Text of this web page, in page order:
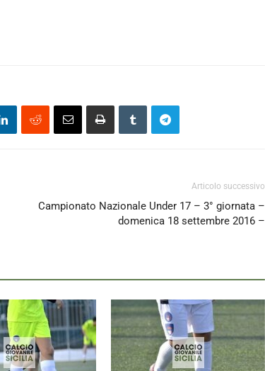
Articolo successivo
Campionato Nazionale Under 17 – 3° giornata –
domenica 18 settembre 2016 –